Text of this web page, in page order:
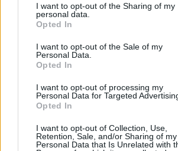
not limited to your visit or usage
grant or deny consent to Google and its
use your data for below specified
consent section.
I want to opt-out of the Sharing of my
personal data.
Opted In
I want to opt-out of the Sale of my
Personal Data.
Opted In
I want to opt-out of processing my
Personal Data for Targeted
Opted In
I want to opt-out of Collection, Use,
Retention, Sale, and/or Sharing of my
Personal Data that Is Unrelated with
tanszék vezetője volt. Emellett két évig
rendkívüli tehetségek előkészítő